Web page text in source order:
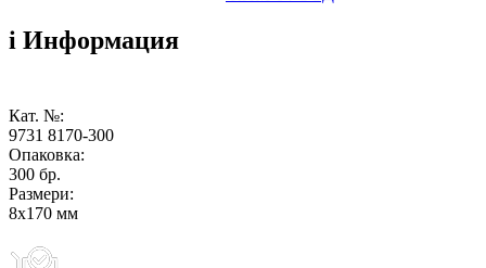
i Информация
Кат. №:
9731 8170-300
Опаковка:
300 бр.
Размери:
8х170 мм